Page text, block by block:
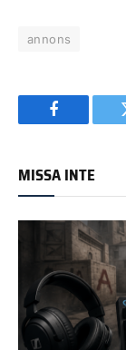
annons
Facebook
MISSA INTE